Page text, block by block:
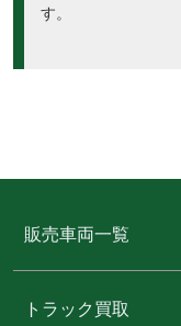
す。
販売車両一覧
トラック買取